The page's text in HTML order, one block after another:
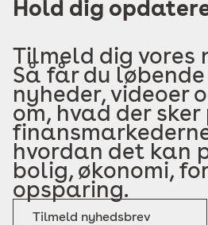
Hold dig
Tilmeld dig vores
Så får du
nyheder, videoer
om, hvad der
hvordan det kan
bolig, økonomi,
opsparing.
Tilmeld nyhedsbrev